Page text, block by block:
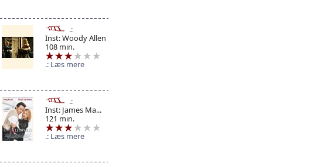
Inst: Woody Allen
108 min.
Læs mere
Inst: James Ma...
121 min.
Læs mere